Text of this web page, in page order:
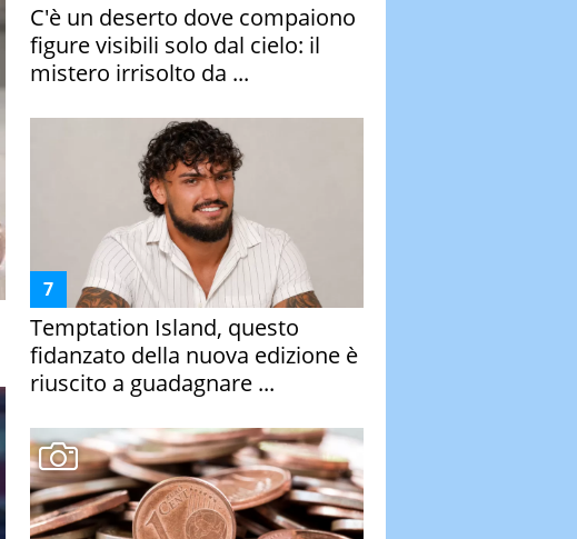
C'è un deserto dove compaiono
figure visibili solo dal cielo: il
mistero irrisolto da ...
Temptation Island, questo
fidanzato della nuova edizione è
riuscito a guadagnare ...